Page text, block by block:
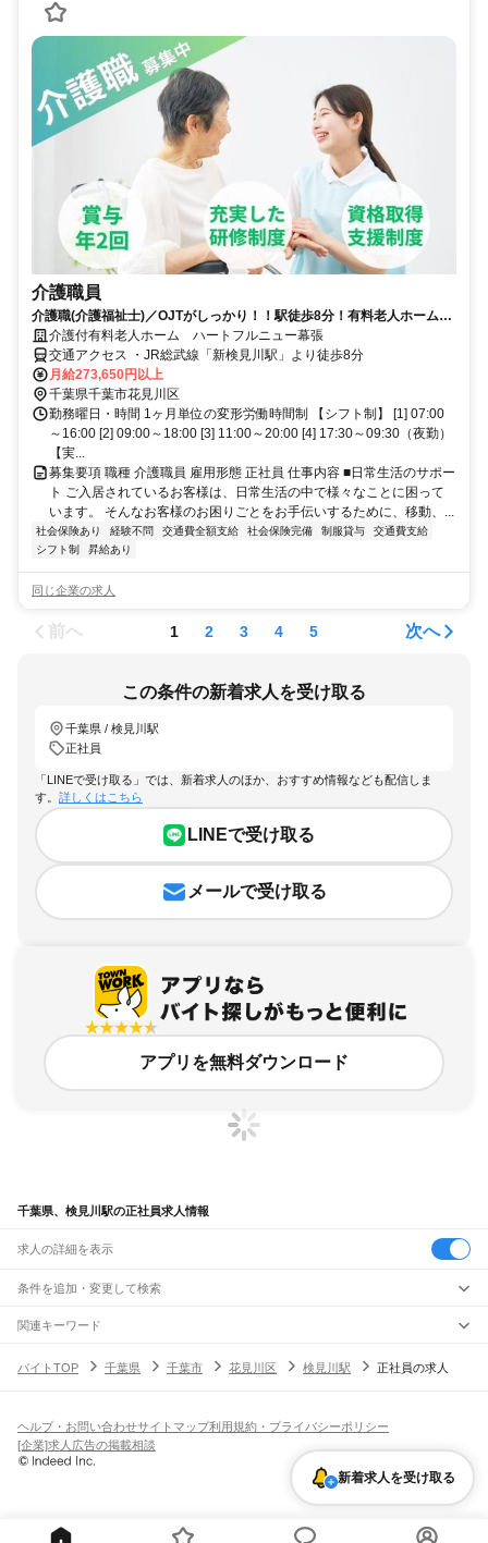
介護職員
介護職(介護福祉士)／OJTがしっかり！！駅徒歩8分！有料老人ホームの
介護スタッフ募集します！
介護付有料老人ホーム ハートフルニュー幕張
交通アクセス ・JR総武線「新検見川駅」より徒歩8分
月給273,650円以上
千葉県千葉市花見川区
勤務曜日・時間 1ヶ月単位の変形労働時間制 【シフト制】 [1] 07:00
～16:00 [2] 09:00～18:00 [3] 11:00～20:00 [4] 17:30～09:30（夜勤）
【実...
募集要項 職種 介護職員 雇用形態 正社員 仕事内容 ■日常生活のサポー
ト ご入居されているお客様は、日常生活の中で様々なことに困って
います。 そんなお客様のお困りごとをお手伝いするために、移動、...
社会保険あり 経験不問 交通費全額支給 社会保険完備 制服貸与
交通費支給
シフト制
昇給あり
同じ企業の求人
前へ 1 2 3 4 5 次へ
この条件の新着求人を受け取る
千葉県 / 検見川駅
正社員
「LINEで受け取る」では、新着求人のほか、おすすめ情報なども配信しま
す。 詳しくはこちら
LINEで受け取る
メールで受け取る
アプリを無料ダウンロード
千葉県、検見川駅の正社員求人情報
求人の詳細を表示
条件を追加・変更して検索
市区町村を追加・変更
千葉県すべて
銚子市市川市船橋市館山市木更津市松戸市野田市茂原市成田市佐倉市
旭市習志野市柏市勝浦市 八千代市我孫子市鴨川市鎌ケ谷市
印西市 白井市富里市 南房総市
印旛郡 香取郡
駅を追加・変更
南流山駅新松戸駅 新八柱駅東松戸駅市川大野駅船橋法典駅 西船橋駅
JR中央・総武線
市川駅 本八幡駅 東船橋駅 津田沼駅幕張本郷駅
幕張駅
市川駅船橋駅 稲毛駅千葉駅 都賀駅四街道駅 佐倉駅
飲食・フードサービス
飲食・フードサービス
ホールスタッフ
皿洗い・洗い場精肉・鮮魚加工
バー（BAR）・バーテンダー
飲食店（店長・マネージャー）
営業・販売
特徴を追加・変更
人気
髪型・髪色自由ひげOKネイルOK
留学生・外国人活躍中
短期 単発・1日OK 期間限定（春夏冬休み等）
契約社員
関連キーワード
バイトTOP
千葉県 千葉市 花見川区 検見川駅 正社員の求人
新着求人を受け取る
ヘルプ・お問い合わせサイトマップ利用規約・プライバシーポリシー
[企業]求人広告の掲載相談